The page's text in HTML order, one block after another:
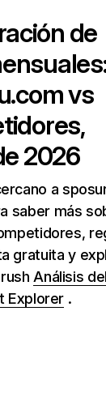
de
vs
2026
a
saber más
gratuita y
Análisis
Explorer .